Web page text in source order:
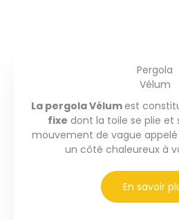
Pergola
Vélum
La pergola Vélum est
fixe dont la toile se plie et
mouvement de vague appelé
un côté chaleureux à
En savoir